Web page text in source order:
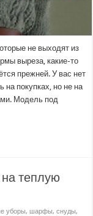
не выходят из
выреза, какие-то
прежней. У вас нет
на покупках, но не на
Модель под
теплую
уборы,шарфы, снуды,